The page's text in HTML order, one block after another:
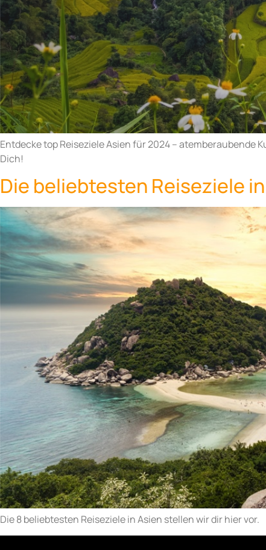
Entdecke top Reiseziele Asien für 2024 –
Dich!
Die beliebtesten Reiseziele
Die 8 beliebtesten Reiseziele in Asien stellen wir dir hier vor.